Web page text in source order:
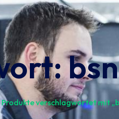
Produkte verschlagwortet mit